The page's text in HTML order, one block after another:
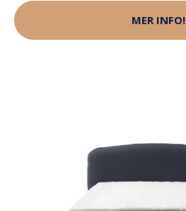
MER INFO!